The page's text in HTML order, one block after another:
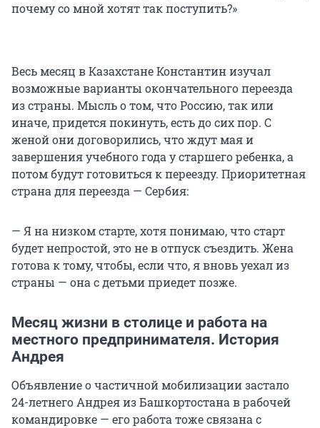
почему со мной хотят так поступить?»
Весь месяц в Казахстане Константин изучал
возможные варианты окончательного переезда
из страны. Мысль о том, что Россию, так или
иначе, придется покинуть, есть до сих пор. С
женой они договорились, что ждут мая и
завершения учебного года у старшего ребенка, а
потом будут готовиться к переезду. Приоритетная
страна для переезда — Сербия:
— Я на низком старте, хотя понимаю, что старт
будет непростой, это не в отпуск съездить. Жена
готова к тому, чтобы, если что, я вновь уехал из
страны — она с детьми приедет позже.
Месяц жизни в столице и работа на
местного предпринимателя. История
Андрея
Объявление о частичной мобилизации застало
24-летнего Андрея из Башкортостана в рабочей
командировке — его работа тоже связана с